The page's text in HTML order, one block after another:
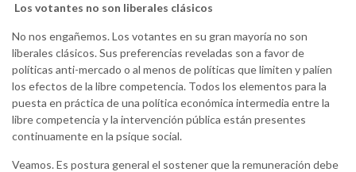
Los votantes no son liberales clásicos
No nos engañemos. Los votantes en su gran mayoría no son
liberales clásicos. Sus preferencias reveladas son a favor de
políticas anti-mercado o al menos de políticas que limiten y palíen
los efectos de la libre competencia. Todos los elementos para la
puesta en práctica de una política económica intermedia entre la
libre competencia y la intervención pública están presentes
continuamente en la psique social.
Veamos. Es postura general el sostener que la remuneración debe